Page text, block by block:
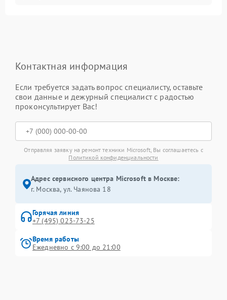
Контактная информация
Если требуется задать вопрос специалисту, оставьте
свои данные и дежурный специалист с радостью
проконсультирует Вас!
Отправляя заявку на ремонт техники Microsoft, Вы соглашаетесь с
Политикой конфиденциальности
Адрес сервисного центра Microsoft в Москве:
г. Москва, ул. Чаянова 18
Горячая линия
+7 (495) 023-73-25
Время работы
Ежедневно с 9:00 до 21:00